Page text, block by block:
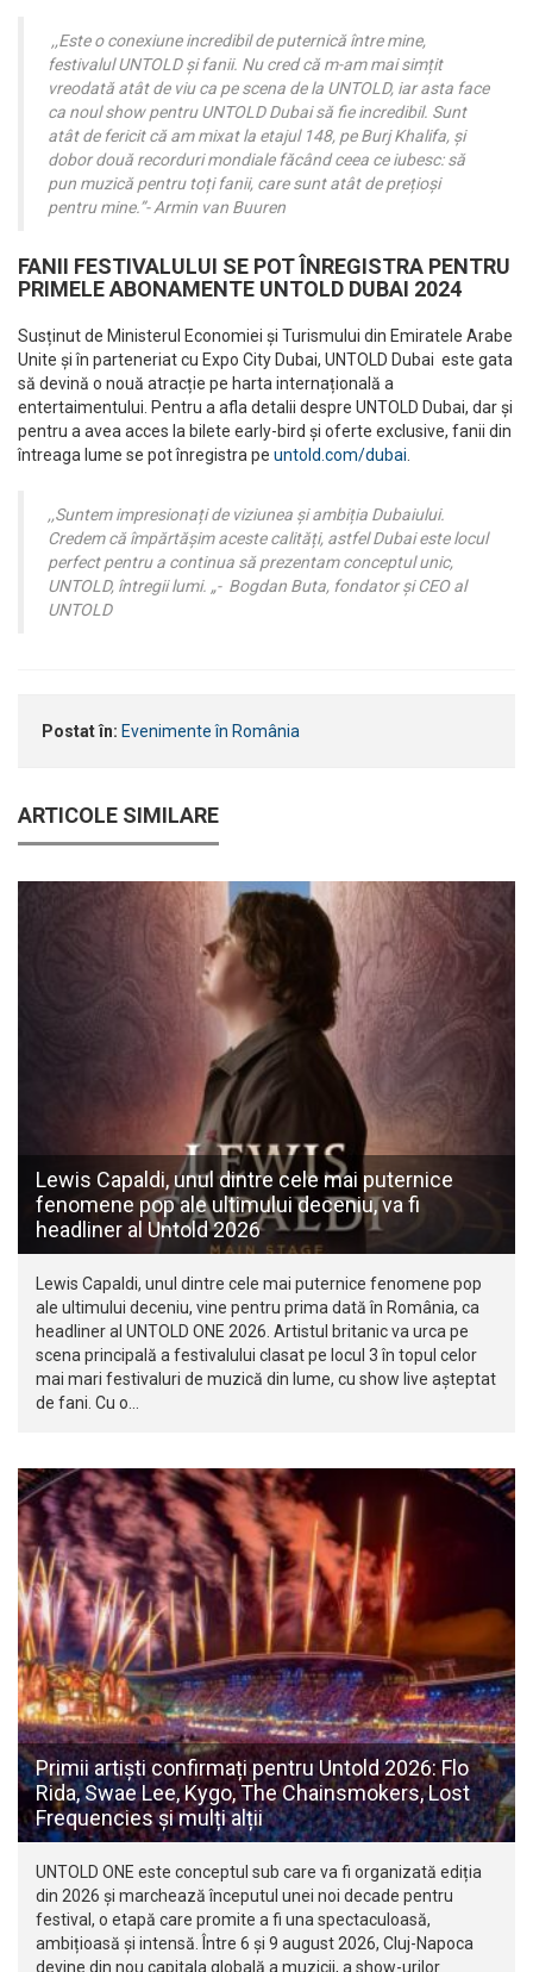
,,Este o conexiune incredibil de puternică între mine,
festivalul UNTOLD și fanii. Nu cred că m-am mai simțit
vreodată atât de viu ca pe scena de la UNTOLD, iar asta face
ca noul show pentru UNTOLD Dubai să fie incredibil. Sunt
atât de fericit că am mixat la etajul 148, pe Burj Khalifa, și
dobor două recorduri mondiale făcând ceea ce iubesc: să
pun muzică pentru toți fanii, care sunt atât de prețioși
pentru mine.”-Armin van Buuren
FANII FESTIVALULUI SE POT ÎNREGISTRA PENTRU
PRIMELE ABONAMENTE UNTOLD DUBAI 2024
Susținut de Ministerul Economiei și Turismului din Emiratele Arabe
Unite și în parteneriat cu Expo City Dubai, UNTOLD Dubai este gata
să devină o nouă atracție pe harta internațională a
entertaimentului. Pentru a afla detalii despre UNTOLD Dubai, dar și
pentru a avea acces la bilete early-bird și oferte exclusive, fanii din
întreaga lume se pot înregistra pe untold.com/dubai
,,Suntem impresionați de viziunea și ambiția Dubaiului.
Credem că împărtășim aceste calități, astfel Dubai este locul
perfect pentru a continua să prezentam conceptul unic,
UNTOLD, întregii lumi. „- Bogdan Buta, fondator și CEO al
UNTOLD
Postat în: Evenimente în România
ARTICOLE SIMILARE
Lewis Capaldi, unul dintre cele mai puternice
fenomene pop ale ultimului deceniu, va fi
headliner al Untold 2026
Lewis Capaldi, unul dintre cele mai puternice fenomene pop
ale ultimului deceniu, vine pentru prima dată în România, ca
headliner al UNTOLD ONE 2026. Artistul britanic va urca pe
scena principală a festivalului clasat pe locul 3 în topul celor
mai mari festivaluri de muzică din lume, cu show live așteptat
de fani. Cu o…
Primii artiști confirmați pentru Untold 2026: Flo
Rida, Swae Lee, Kygo, The Chainsmokers, Lost
Frequencies și mulți alții
UNTOLD ONE este conceptul sub care va fi organizată ediția
din 2026 și marchează începutul unei noi decade pentru
festival, o etapă care promite a fi una spectaculoasă,
ambițioasă și intensă. Între 6 și 9 august 2026, Cluj-Napoca
devine din nou capitala globală a muzicii, a show-urilor